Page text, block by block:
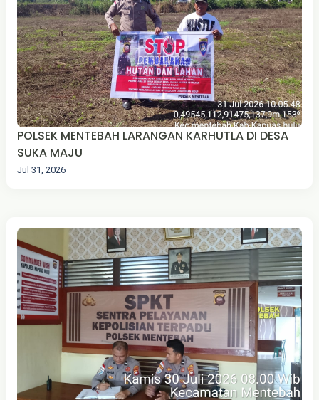
POLSEK MENTEBAH LARANGAN KARHUTLA DI DESA
SUKA MAJU‎
Jul 31, 2026